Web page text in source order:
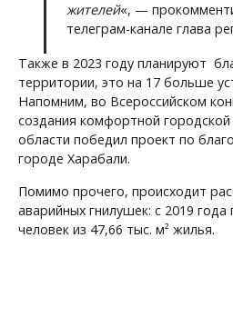
жителей«, —
телеграм-канале глава
Также в 2023 году планируют
территории, это на 17 больше
Напомним, во Всероссийском
создания комфортной
области победил проект по
городе Харабали.
Помимо прочего, происходит
аварийных гнилушек: с 2019 года
человек из 47,66 тыс. м² жилья.